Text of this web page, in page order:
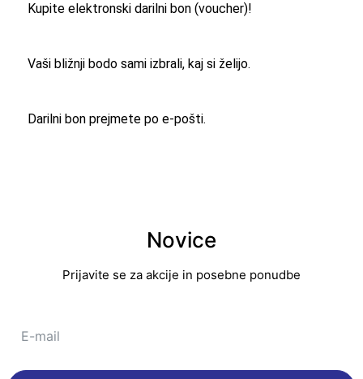
Kupite elektronski darilni bon (voucher)!
Vaši bližnji bodo sami izbrali, kaj si želijo.
Darilni bon prejmete po e-pošti.
Novice
Prijavite se za akcije in posebne ponudbe